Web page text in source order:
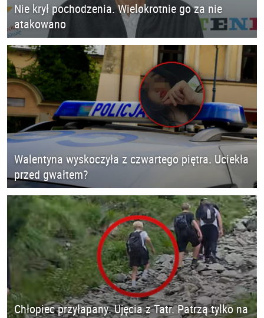
Nie krył pochodzenia. Wielokrotnie go za nie
atakowano
Walentyna wyskoczyła z czwartego piętra. Uciekła
przed gwałtem?
Chłopiec przyłapany. Ujęcia z Tatr. Patrzą tylko na